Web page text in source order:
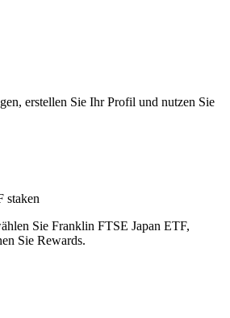
erstellen Sie Ihr Profil und nutzen Sie
staken
Sie Franklin FTSE Japan ETF,
Sie Rewards.